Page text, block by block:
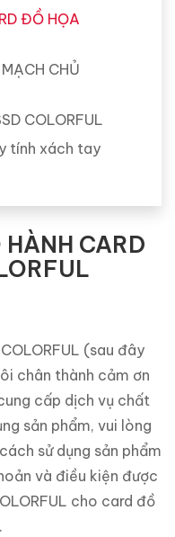
ĐỒ HỌA
CHỦ
COLORFUL
tính xách tay
CARD
(sau đây
chân thành cảm ơn
cấp dịch vụ chất
sản phẩm, vui lòng
sử dụng sản phẩm
và điều kiện được
cho card đồ